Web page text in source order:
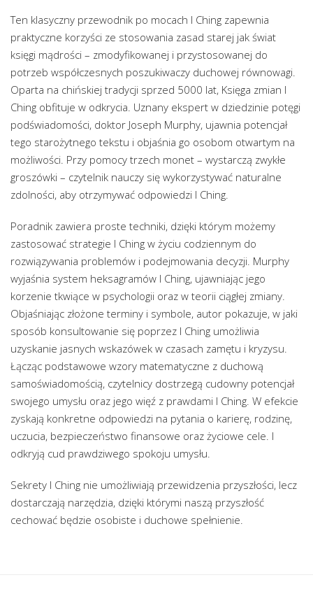
Ten klasyczny przewodnik po mocach I Ching zapewnia
praktyczne korzyści ze stosowania zasad starej jak świat
księgi mądrości – zmodyfikowanej i przystosowanej do
potrzeb współczesnych poszukiwaczy duchowej równowagi.
Oparta na chińskiej tradycji sprzed 5000 lat, Księga zmian I
Ching obfituje w odkrycia. Uznany ekspert w dziedzinie potęgi
podświadomości, doktor Joseph Murphy, ujawnia potencjał
tego starożytnego tekstu i objaśnia go osobom otwartym na
możliwości. Przy pomocy trzech monet – wystarczą zwykłe
groszówki – czytelnik nauczy się wykorzystywać naturalne
zdolności, aby otrzymywać odpowiedzi I Ching.
Poradnik zawiera proste techniki, dzięki którym możemy
zastosować strategie I Ching w życiu codziennym do
rozwiązywania problemów i podejmowania decyzji. Murphy
wyjaśnia system heksagramów I Ching, ujawniając jego
korzenie tkwiące w psychologii oraz w teorii ciągłej zmiany.
Objaśniając złożone terminy i symbole, autor pokazuje, w jaki
sposób konsultowanie się poprzez I Ching umożliwia
uzyskanie jasnych wskazówek w czasach zamętu i kryzysu.
Łącząc podstawowe wzory matematyczne z duchową
samoświadomością, czytelnicy dostrzegą cudowny potencjał
swojego umysłu oraz jego więź z prawdami I Ching. W efekcie
zyskają konkretne odpowiedzi na pytania o karierę, rodzinę,
uczucia, bezpieczeństwo finansowe oraz życiowe cele. I
odkryją cud prawdziwego spokoju umysłu.
Sekrety I Ching nie umożliwiają przewidzenia przyszłości, lecz
dostarczają narzędzia, dzięki którymi naszą przyszłość
cechować będzie osobiste i duchowe spełnienie.